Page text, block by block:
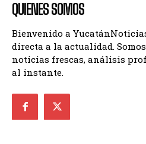
QUIENES SOMOS
Bienvenido a
directa a la actualidad.
noticias frescas, análisis
al instante.